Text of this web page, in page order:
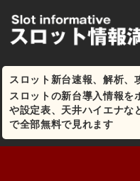
スロット新台速報、解析、
スロットの新台導入情報を
や設定表、天井ハイエナな
で全部無料で見れます